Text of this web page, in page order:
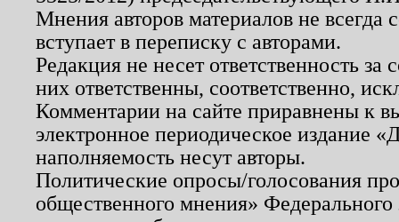
Мнения авторов материалов не
вступает в переписку с авторами.
Редакция не несет ответственность
них ответственны, соответственно,
Комментарии на сайте приравнены к
электронное периодическое издание
наполняемость несут авторы.
Политические опросы/голосования
общественного мнения»